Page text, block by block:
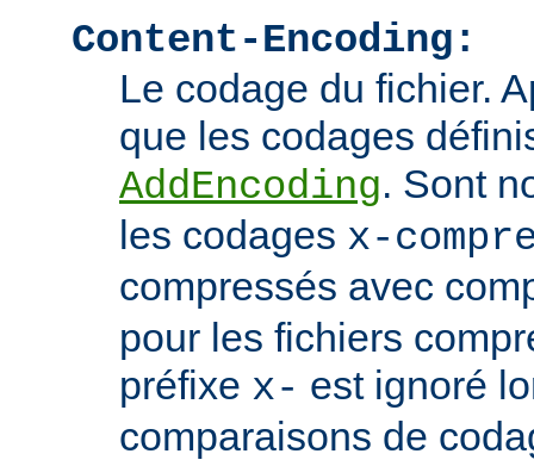
Content-Encoding:
Le codage du fichier.
que les codages
AddEncoding. Sont
les codages x-
compressés avec
pour les fichiers
préfixe x- est ignoré
comparaisons de